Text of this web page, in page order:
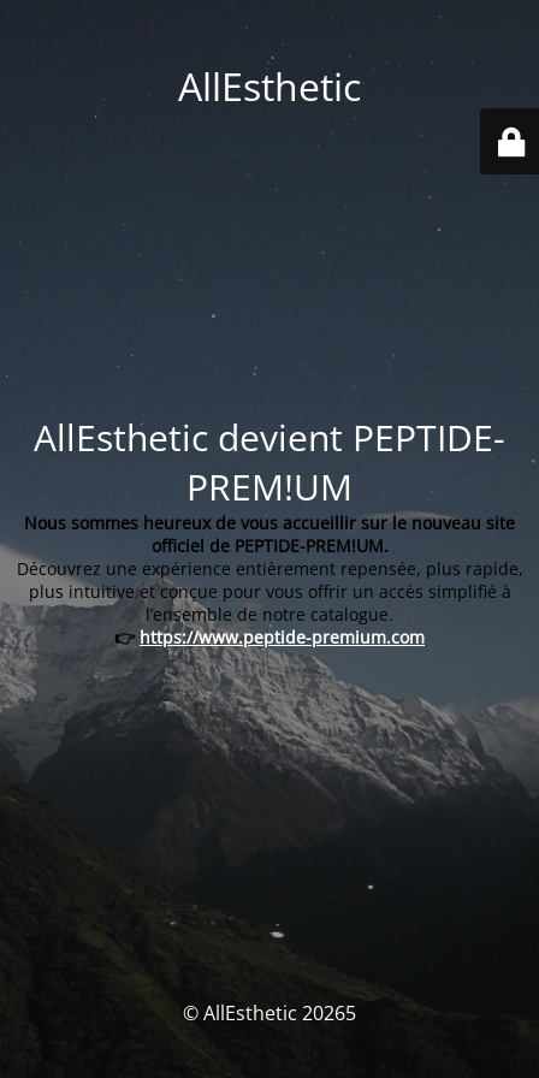
AllEsthetic
AllEsthetic devient PEPTIDE-
PREM!UM
Nous sommes heureux de vous accueillir sur le nouveau site
officiel de PEPTIDE-PREM!UM.
Découvrez une expérience entièrement repensée, plus rapide,
plus intuitive et conçue pour vous offrir un accès simplifié à
l’ensemble de notre catalogue.
👉 https://www.peptide-premium.com
© AllEsthetic 20265